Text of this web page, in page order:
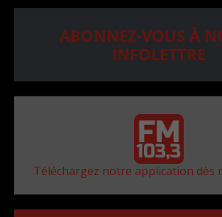
ABONNEZ-VOUS À
INFOLETTRE
Téléchargez notre application dès